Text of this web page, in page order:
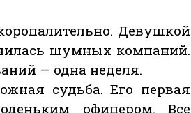
Девушкой
шумных компаний.
— одна неделя.
судьба. Его первая
офицером. Все